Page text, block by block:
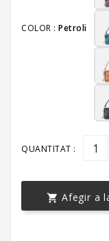
COLOR : Petroli
QUANTITAT :
 Afegir a